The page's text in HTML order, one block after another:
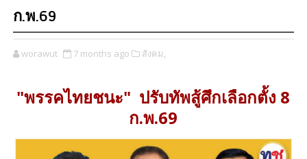
ก.พ.69
worawut 7 months ago สังคม,
"พรรคไทยชนะ" ปรับทัพสู้ศึกเลือกตั้ง 8
ก.พ.69